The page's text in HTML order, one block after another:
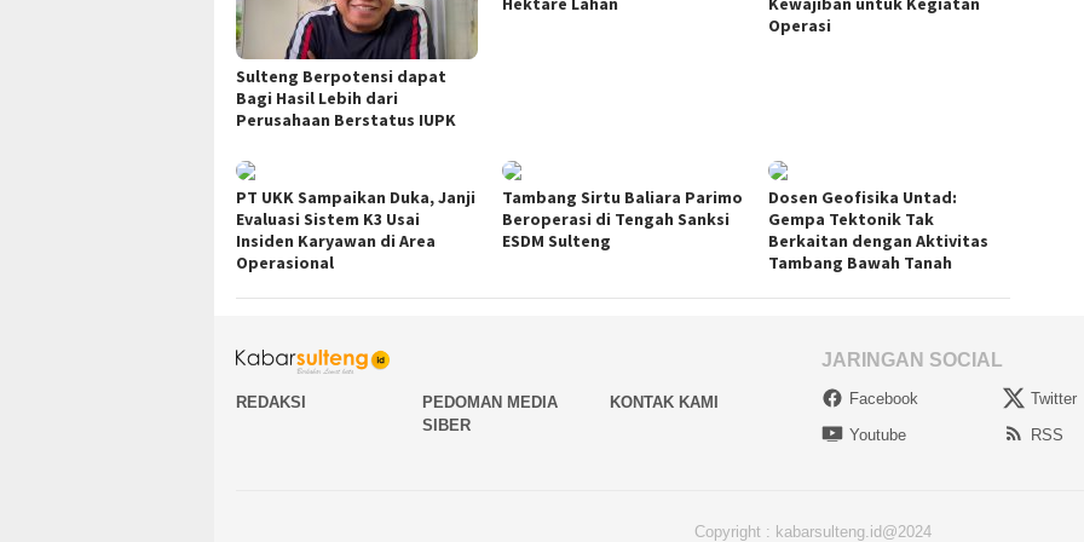
Sulteng Berpotensi dapat
Bagi Hasil Lebih dari
Perusahaan Berstatus IUPK
Operasi
PT UKK Sampaikan Duka, Janji
Evaluasi Sistem K3 Usai
Insiden Karyawan di Area
Operasional
Tambang Sirtu Baliara Parimo
Beroperasi di Tengah Sanksi
ESDM Sulteng
Dosen Geofisika Untad:
Gempa Tektonik Tak
Berkaitan dengan Aktivitas
Tambang Bawah Tanah
REDAKSI
PEDOMAN MEDIA
SIBER
KONTAK KAMI
JARINGAN SOCIAL
Facebook Twitter
Youtube
RSS
Copyright : kabarsulteng.id@2024